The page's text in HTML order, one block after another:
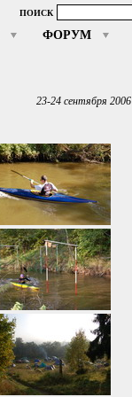
ПОИСК
ФОРУМ
23-24 сентября 2006